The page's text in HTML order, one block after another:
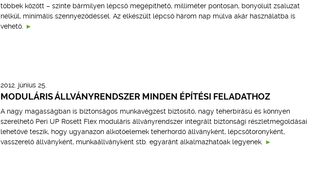
többek között – szinte bármilyen lépcső megépíthető, milliméter pontosan, bonyolult zsaluzat
nélkül, minimális szennyeződéssel. Az elkészült lépcső három nap múlva akár használatba is
vehető.
2012. június 25.
MODULÁRIS ÁLLVÁNYRENDSZER MINDEN ÉPÍTÉSI FELADATHOZ
A nagy magasságban is biztonságos munkavégzést biztosító, nagy teherbírású és könnyen
szerelhető Peri UP Rosett Flex moduláris állványrendszer integrált biztonsági részletmegoldásai
lehetővé teszik, hogy ugyanazon alkotóelemek teherhordó állványként, lépcsőtoronyként,
vasszerelő állványként, munkaállványként stb. egyaránt alkalmazhatóak legyenek.